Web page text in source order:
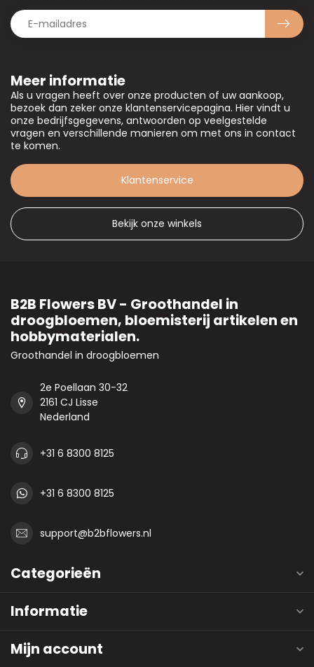
Meer informatie
Als u vragen heeft over onze producten of uw aankoop,
bezoek dan zeker onze klantenservicepagina. Hier vindt u
onze bedrijfsgegevens, antwoorden op veelgestelde
vragen en verschillende manieren om met ons in contact
te komen.
Klantenservice
Bekijk onze winkels
B2B Flowers BV - Groothandel in
droogbloemen, bloemisterij artikelen en
hobbymaterialen.
Groothandel in droogbloemen
2e Poellaan 30-32
2161 CJ Lisse
Nederland
+31 6 8300 8125
+31 6 8300 8125
support@b2bflowers.nl
Categorieën
Informatie
Mijn account